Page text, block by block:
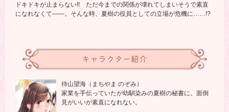
ドキドキが止まらない!! ただ今までの関係が壊れてしまいそうで素直
になれなくて――。そんな時、夏樹の役員としての立場が危機に……!?
キャラクター紹介
待山望海（まちやま のぞみ）
家業を手伝っていたが幼馴染みの夏樹の秘書に。面倒
見がいいが素直になれない。